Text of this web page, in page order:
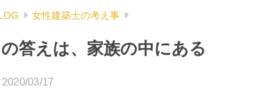
女性建築士の考え事
答えは、家族の中にある
2020/03/17